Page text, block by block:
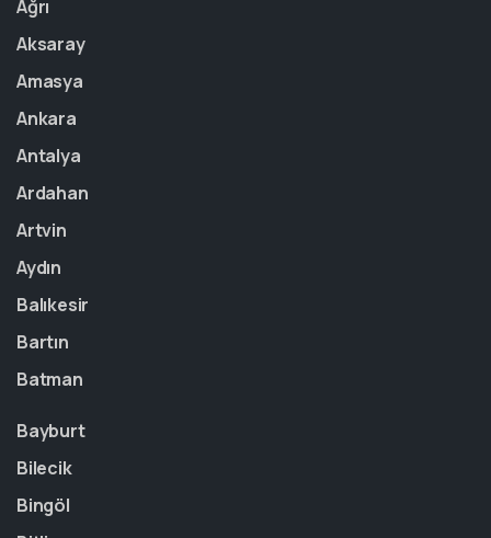
Ağrı
Aksaray
Amasya
Ankara
Antalya
Ardahan
Artvin
Aydın
Balıkesir
Bartın
Batman
Bayburt
Bilecik
Bingöl